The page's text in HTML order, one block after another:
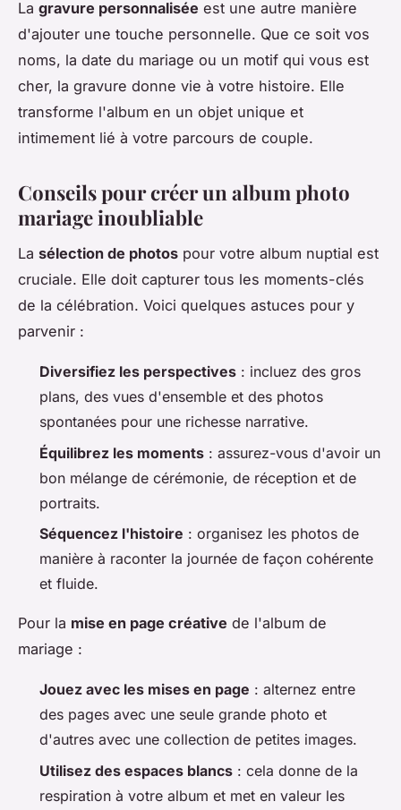
La gravure personnalisée est une autre manière
d'ajouter une touche personnelle. Que ce soit vos
noms, la date du mariage ou un motif qui vous est
cher, la gravure donne vie à votre histoire. Elle
transforme l'album en un objet unique et
intimement lié à votre parcours de couple.
Conseils pour créer un album photo
mariage inoubliable
La sélection de photos pour votre album nuptial est
cruciale. Elle doit capturer tous les moments-clés
de la célébration. Voici quelques astuces pour y
parvenir :
Diversifiez les perspectives : incluez des gros
plans, des vues d'ensemble et des photos
spontanées pour une richesse narrative.
Équilibrez les moments : assurez-vous d'avoir un
bon mélange de cérémonie, de réception et de
portraits.
Séquencez l'histoire : organisez les photos de
manière à raconter la journée de façon cohérente
et fluide.
Pour la mise en page créative de l'album de
mariage :
Jouez avec les mises en page : alternez entre
des pages avec une seule grande photo et
d'autres avec une collection de petites images.
Utilisez des espaces blancs : cela donne de la
respiration à votre album et met en valeur les